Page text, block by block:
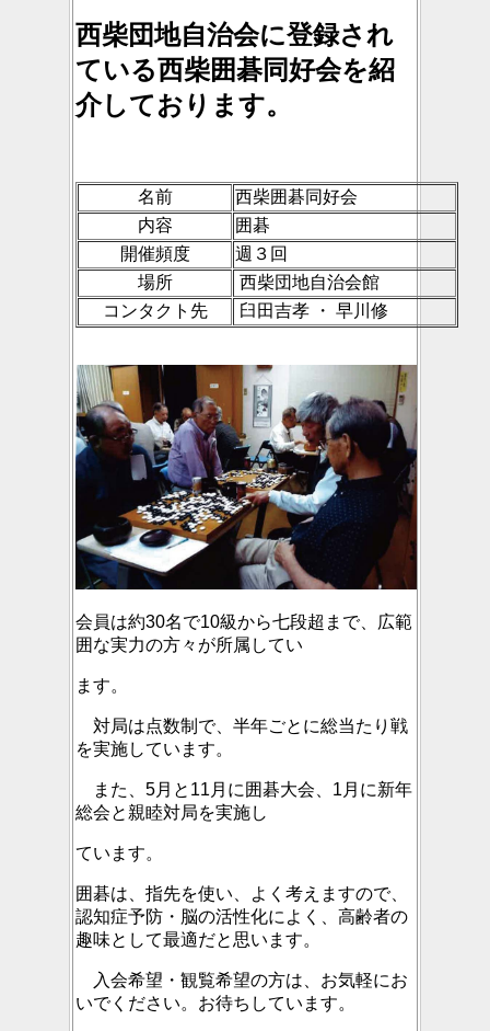
西柴団地自治会に登録され
ている西柴囲碁同好会を紹
介しております。
名前
西柴囲碁同好会
内容
囲碁
開催頻度
週３回
場所
西柴団地自治会館
コンタクト先
臼田吉孝 ・ 早川修
会員は約30名で10級から七段超まで、広範
囲な実力の方々が所属してい
ます。
対局は点数制で、半年ごとに総当たり戦
を実施しています。
また、5月と11月に囲碁大会、1月に新年
総会と親睦対局を実施し
ています。
囲碁は、指先を使い、よく考えますので、
認知症予防・脳の活性化によく、高齢者の
趣味として最適だと思います。
入会希望・観覧希望の方は、お気軽にお
いでください。お待ちしています。